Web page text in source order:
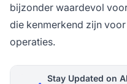
bijzonder waardevol
die kenmerkend zijn
operaties.
Stay Updated on